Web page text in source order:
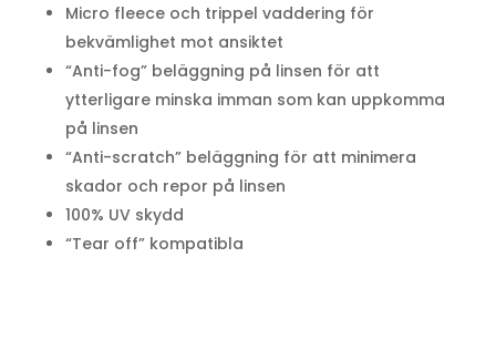
Micro fleece och trippel vaddering för
bekvämlighet mot ansiktet
“Anti-fog” beläggning på linsen för att
ytterligare minska imman som kan uppkomma
på linsen
“Anti-scratch” beläggning för att minimera
skador och repor på linsen
100% UV skydd
“Tear off” kompatibla